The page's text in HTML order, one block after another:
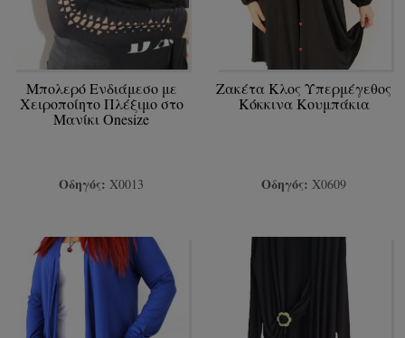
Mπολερό Ενδιάμεσο με
Χειροποίητο Πλέξιμο στο
Mανίκι Onesize
Οδηγός: Χ0013
Ζακέτα Κλος Υπερμέγεθος
Κόκκινα Κουμπάκια
Οδηγός: Χ0609